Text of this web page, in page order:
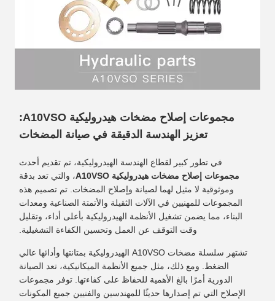
مجموعات إصلاح مضخات هيدروليكية A10VSO:
تعزيز الهندسة الدقيقة في صيانة المضخات
في تطور كبير لقطاع الهندسة الهيدروليكية، تم تقديم أحدث
مجموعات إصلاح مضخات هيدروليكية A10VSO
، والتي تعد بدقة
وموثوقية لا مثيل لهما لصيانة وإصلاح المضخات. تم تصميم هذه
المجموعات للمهنيين في الآلات الثقيلة والأتمتة الصناعية ومعدات
البناء، مما يضمن تشغيل الأنظمة الهيدروليكية بأعلى أداء، وتقليل
وقت التوقف عن العمل وتحسين الكفاءة التشغيلية.
تشتهر سلسلة مضخات A10VSO الهيدروليكية بمتانتها وأدائها عالي
الضغط. ومع ذلك، مثل جميع الأنظمة الميكانيكية، تعد الصيانة
الدورية أمرًا بالغ الأهمية للحفاظ على كفاءتها. توفر مجموعات
الإصلاح التي تم إصدارها حديثًا للمهندسين والفنيين جميع المكونات